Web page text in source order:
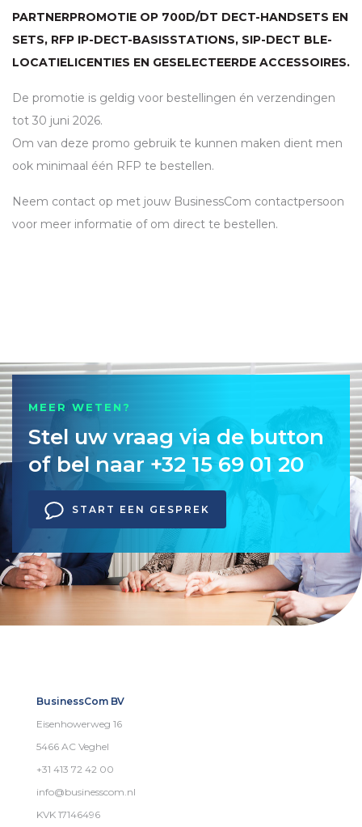
PARTNERPROMOTIE OP 700D/DT DECT-HANDSETS EN
SETS, RFP IP-DECT-BASISSTATIONS, SIP-DECT BLE-
LOCATIELICENTIES EN GESELECTEERDE ACCESSOIRES.
De promotie is geldig voor bestellingen én verzendingen
tot 30 juni 2026.
Om van deze promo gebruik te kunnen maken dient men
ook minimaal één RFP te bestellen.
Neem contact op met jouw BusinessCom contactpersoon
voor meer informatie of om direct te bestellen.
MEER WETEN?
Stel uw vraag via de button
of bel naar +32 15 69 01 20
START EEN GESPREK
BusinessCom BV
Eisenhowerweg 16
5466 AC Veghel
+31 413 72 42 00
info@businesscom.nl
KVK 17146496